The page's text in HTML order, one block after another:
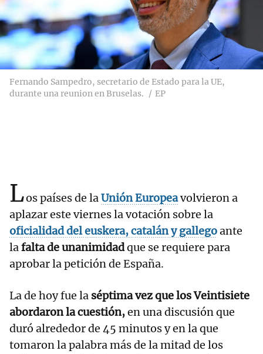
Fernando Sampedro, secretario de Estado para la UE,
durante una reunion en Bruselas.
EP
Los países de laUnión Europeavolvieron a
aplazar este viernes la votación sobre la
oficialidad del euskera, catalán y gallegoante
lafalta de unanimidadque se requiere para
aprobar la petición de España.
La de hoy fue la séptima vez que los Veintisiete
abordaron la cuestión,en una discusión que
duró alrededor de 45 minutos y en la que
tomaron la palabra más de la mitad de los